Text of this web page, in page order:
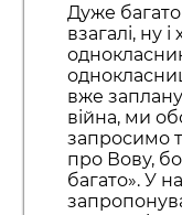
Дуже багато
взагалі, ну
вже
війна, ми
запросимо
про Вову, бо
багато». У